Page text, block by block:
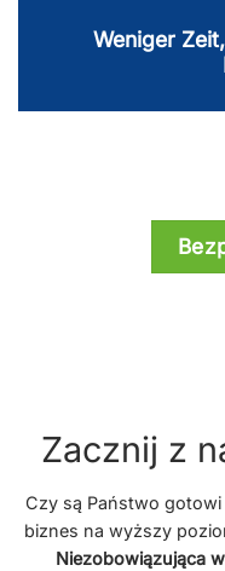
Weniger
Zacznij z
Czy są Państwo
biznes na wyższy
Niezobowiązująca